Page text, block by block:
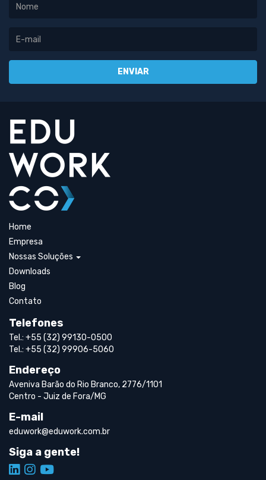
Home
Empresa
Nossas Soluções
Downloads
Blog
Contato
Telefones
Tel.: +55 (32) 99130-0500
Tel.: +55 (32) 99906-5060
Endereço
Aveniva Barão do Rio Branco, 2776/1101
Centro - Juiz de Fora/MG
E-mail
eduwork@eduwork.com.br
Siga a gente!